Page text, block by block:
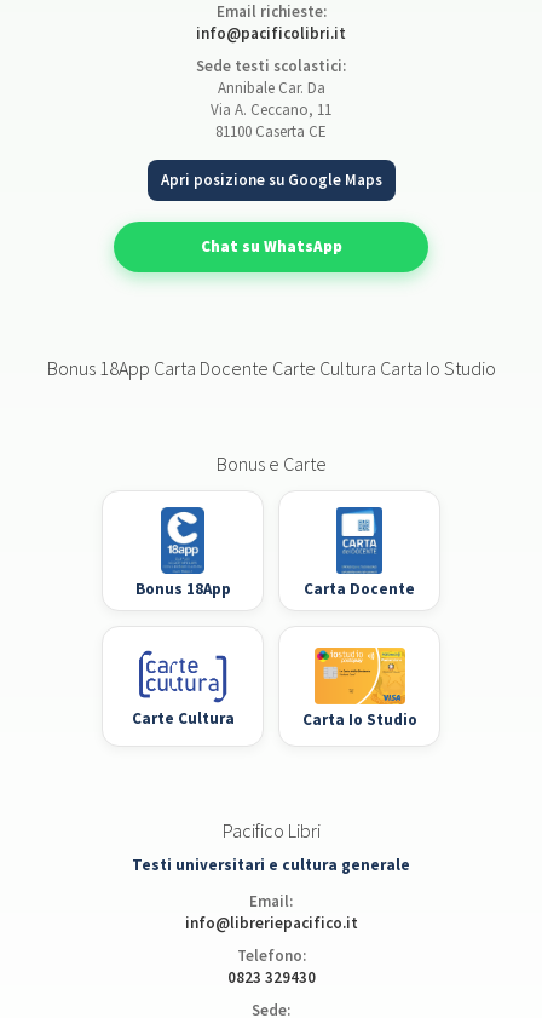
Email richieste:
info@pacificolibri.it
Sede testi scolastici:
Annibale Car. Da
Via A. Ceccano, 11
81100 Caserta CE
Apri posizione su Google Maps
Chat su WhatsApp
Bonus 18App Carta Docente Carte Cultura Carta Io Studio
Bonus e Carte
Bonus 18App Carta Docente
Carte Cultura Carta Io Studio
Pacifico Libri
Testi universitari e cultura generale
Email:
info@libreriepacifico.it
Telefono:
0823 329430
Sede: